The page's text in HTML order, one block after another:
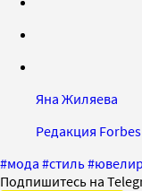
Яна Жиляева
Редакция Forbes
#мода #стиль#
Подпишитесь на